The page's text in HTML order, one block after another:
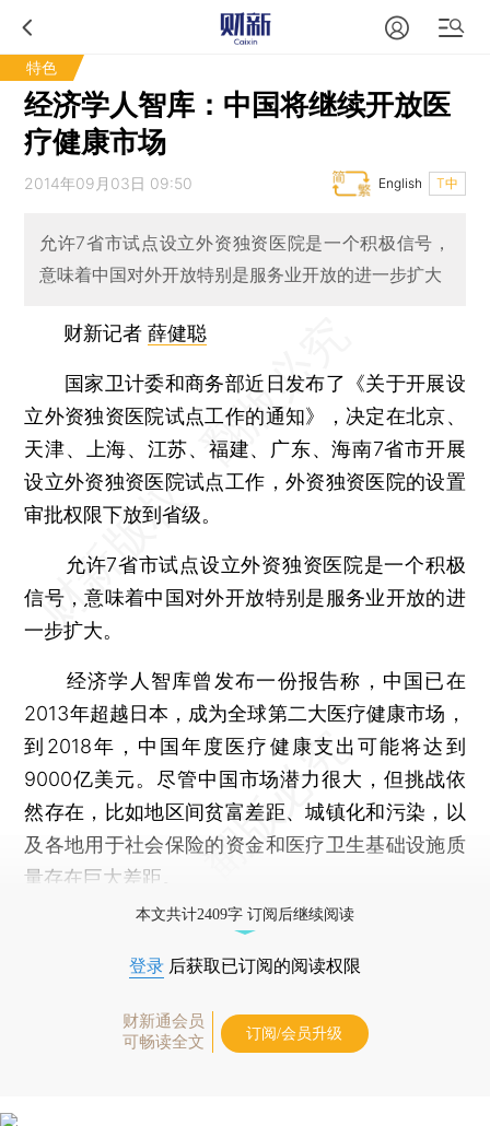
特色
经济学人智库：中国将继续开放医
疗健康市场
2014年09月03日 09:50 T中
English
允许7省市试点设立外资独资医院是一个积极信号，
意味着中国对外开放特别是服务业开放的进一步扩大
财新记者薛健聪
国家卫计委和商务部近日发布了《关于开展设
立外资独资医院试点工作的通知》，决定在北京、
天津、上海、江苏、福建、广东、海南7省市开展
设立外资独资医院试点工作，外资独资医院的设置
审批权限下放到省级。
允许7省市试点设立外资独资医院是一个积极
信号，意味着中国对外开放特别是服务业开放的进
一步扩大。
经济学人智库曾发布一份报告称，中国已在
2013年超越日本，成为全球第二大医疗健康市场，
到2018年，中国年度医疗健康支出可能将达到
9000亿美元。尽管中国市场潜力很大，但挑战依
然存在，比如地区间贫富差距、城镇化和污染，以
及各地用于社会保险的资金和医疗卫生基础设施质
量存在巨大差距。
本文共计2409字 订阅后继续阅读
登录 后获取已订阅的阅读权限
财新通会员
可畅读全文
订阅/会员升级